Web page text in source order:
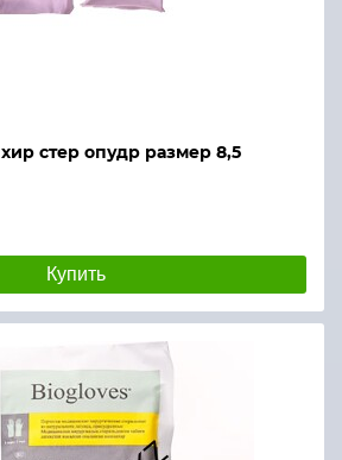
стер опудр размер 8,5
Купить